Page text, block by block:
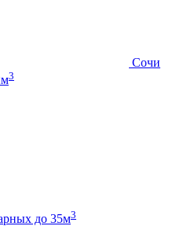
Сочи
3
до 35м3